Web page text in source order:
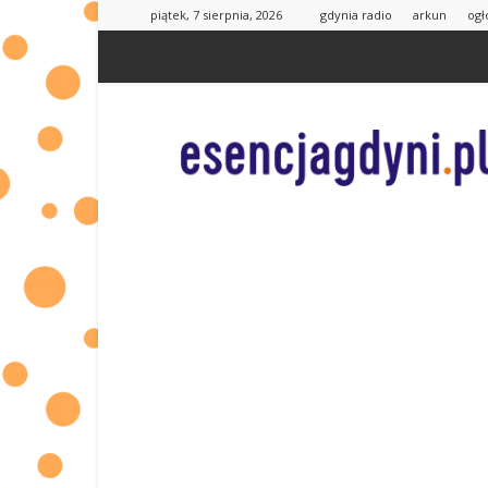
piątek, 7 sierpnia, 2026 gdynia radio arkun
|
informacje